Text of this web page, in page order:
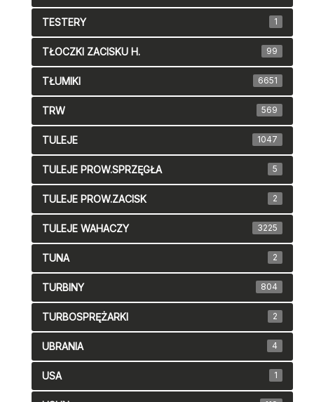
TESTERY 1
TŁOCZKI ZACISKU H. 99
TŁUMIKI 6651
TRW 569
TULEJE 1047
TULEJE PROW.SPRZĘGŁA 5
TULEJE PROW.ZACISK 2
TULEJE WAHACZY 3225
TUNA 2
TURBINY 804
TURBOSPRĘŻARKI 2
UBRANIA 4
USA 1